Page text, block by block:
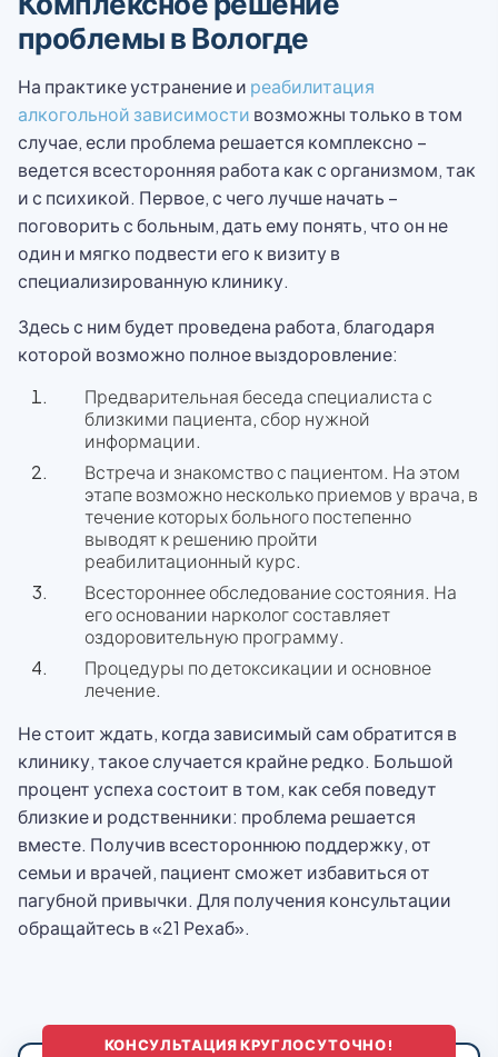
проблемы в Вологде
На практике устранение и реабилитация
алкогольной зависимости возможны только в том
случае, если проблема решается комплексно –
ведется всесторонняя работа как с организмом, так
и с психикой. Первое, с чего лучше начать –
поговорить с больным, дать ему понять, что он не
один и мягко подвести его к визиту в
специализированную клинику.
Здесь с ним будет проведена работа, благодаря
которой возможно полное выздоровление:
Предварительная беседа специалиста с
близкими пациента, сбор нужной
информации.
Встреча и знакомство с пациентом. На этом
этапе возможно несколько приемов у врача, в
течение которых больного постепенно
выводят к решению пройти
реабилитационный курс.
Всестороннее обследование состояния. На
его основании нарколог составляет
оздоровительную программу.
Процедуры по детоксикации и основное
лечение.
Не стоит ждать, когда зависимый сам обратится в
клинику, такое случается крайне редко. Большой
процент успеха состоит в том, как себя поведут
близкие и родственники: проблема решается
вместе. Получив всестороннюю поддержку, от
семьи и врачей, пациент сможет избавиться от
пагубной привычки. Для получения консультации
обращайтесь в «21 Рехаб».
КОНСУЛЬТАЦИЯ КРУГЛОСУТОЧНО!